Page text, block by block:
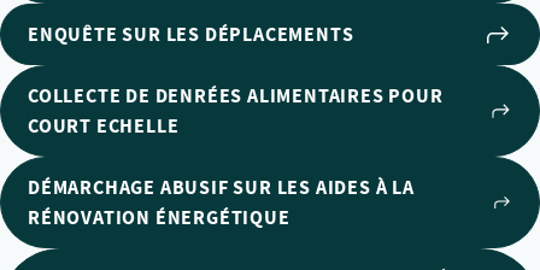
ENQUÊTE SUR LES DÉPLACEMENTS
COLLECTE DE DENRÉES ALIMENTAIRES POUR
COURT ECHELLE
DÉMARCHAGE ABUSIF SUR LES AIDES À LA
RÉNOVATION ÉNERGÉTIQUE